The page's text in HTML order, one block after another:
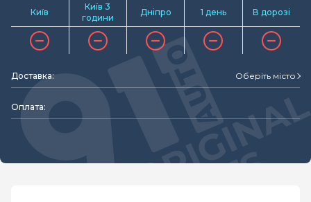
Київ
Київ 3
години
Дніпро 1 день В дорозі
Доставка: Оберіть місто
Оплата: